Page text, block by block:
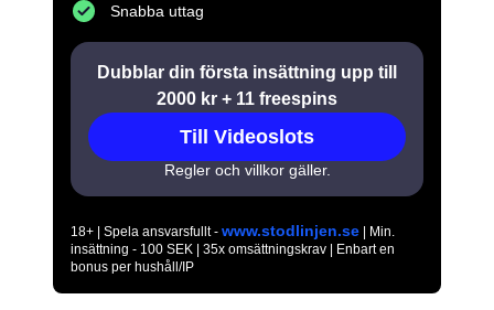
Snabba uttag
Dubblar din första insättning upp till
2000 kr + 11 freespins
Till Videoslots
Regler och villkor gäller.
18+ | Spela ansvarsfullt - www.stodlinjen.se | Min.
insättning - 100 SEK | 35x omsättningskrav | Enbart en
bonus per hushåll/IP